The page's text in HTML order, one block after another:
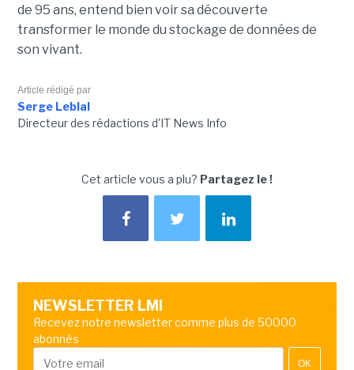
de 95 ans, entend bien voir sa découverte
transformer le monde du stockage de données de
son vivant.
Article rédigé par
Serge Leblal
Directeur des rédactions d'IT News Info
Cet article vous a plu? Partagez le !
NEWSLETTER LMI
Recevez notre newsletter comme plus de 50000
abonnés
OK